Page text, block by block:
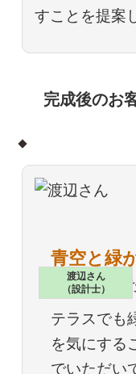
すことを提案
完成後のお
渡辺さん
（設計士）
青空と緑
ただきまし
テラスでも
を気にする
でいただい